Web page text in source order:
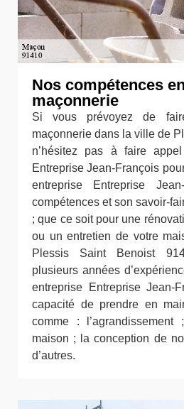
Nos compétences
maçonnerie
Si vous prévoyez de
maçonnerie dans la ville de
n’hésitez pas à faire
Entreprise Jean-François
entreprise Entreprise
compétences et son savoir-
; que ce soit pour une
ou un entretien de votre
Plessis Saint Benoist
plusieurs années
entreprise Entreprise Jean-
capacité de prendre en
comme :
maison ; la conception de
d’autres.